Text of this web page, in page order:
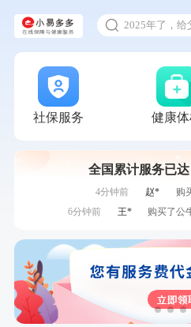
入职体检在线
社保服务 健康
全国累计服务已达
刚刚 何*
购买了K3
何*
购买了K3
刚刚
毛**
成功预约
刚刚
成功预约
成功
1分钟前
购买了时
4分钟前
陈**
成功
4分钟前
赵*
购
6分钟前
王*
购买了公
7分钟前
周**
成功
7分钟前
毛**
购买了联
购买了K3
何* 购买了K3